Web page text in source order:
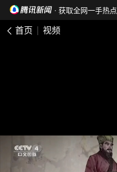
· 获取全网一手热点
首页 视频